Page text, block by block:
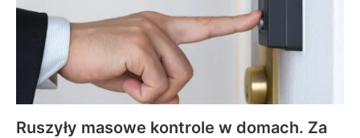
Ruszyły masowe kontrole w domach. Za